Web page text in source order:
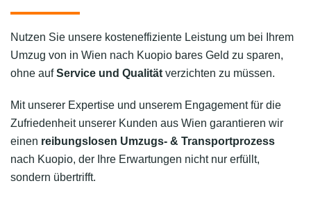
Nutzen Sie unsere kosteneffiziente Leistung um bei Ihrem
Umzug von in Wien nach Kuopio bares Geld zu sparen,
ohne aufService und Qualität verzichten zu müssen.
Mit unserer Expertise und unserem Engagement für die
Zufriedenheit unserer Kunden aus Wien garantieren wir
einen reibungslosen Umzugs- & Transportprozess
nach Kuopio, der Ihre Erwartungen nicht nur erfüllt,
sondern übertrifft.